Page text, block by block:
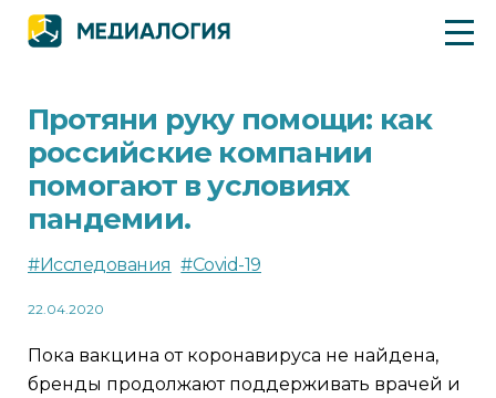
Протяни руку помощи: как
российские компании
помогают в условиях
пандемии.
#Исследования #Covid-19
22.04.2020
Пока вакцина от коронавируса не найдена,
бренды продолжают поддерживать врачей и